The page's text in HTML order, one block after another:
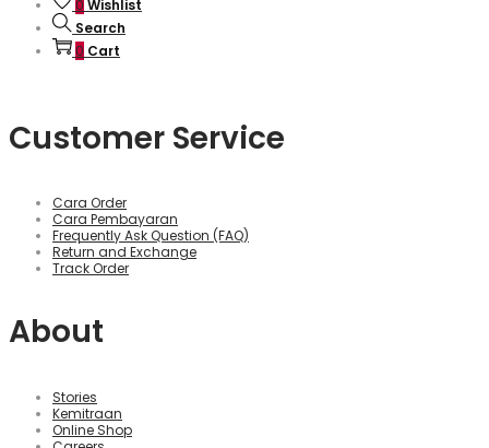
0 Wishlist
Search
0 Cart
Customer Service
Cara Order
Cara Pembayaran
Frequently Ask Question (FAQ)
Return and Exchange
Track Order
About
Stories
Kemitraan
Online Shop